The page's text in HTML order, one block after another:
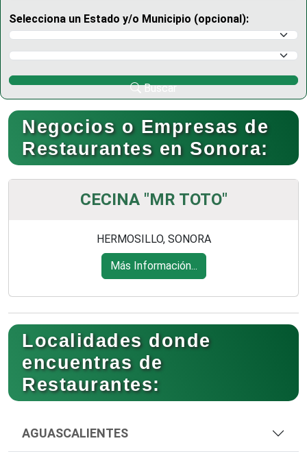
Selecciona un Estado y/o Municipio (opcional):
Selecciona un Estado
Selecciona un Municipio
Buscar
Negocios o Empresas de
Restaurantes en Sonora:
CECINA "MR TOTO"
HERMOSILLO, SONORA
Más Información...
Localidades donde
encuentras de
Restaurantes:
AGUASCALIENTES